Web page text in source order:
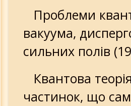
Проблеми
вакуума,
сильних полів
Квантова
частинок, що